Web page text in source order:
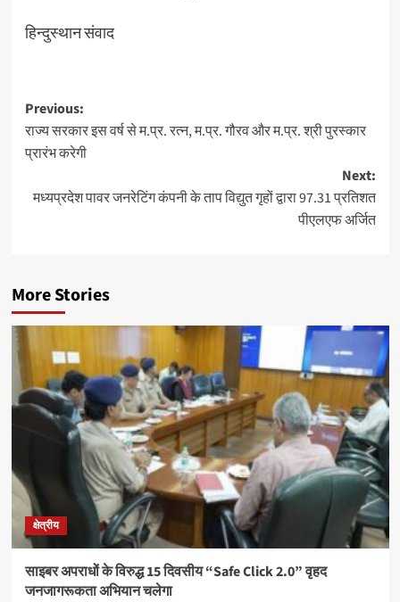
हिन्दुस्थान संवाद
Post
navigation
Previous:
राज्य सरकार इस वर्ष से म.प्र. रत्न, म.प्र. गौरव और म.प्र. श्री पुरस्कार
प्रारंभ करेगी
Next:
मध्यप्रदेश पावर जनरेटिंग कंपनी के ताप विद्युत गृहों द्वारा 97.31 प्रतिशत
पीएलएफ अर्जित
More Stories
क्षेत्रीय
साइबर अपराधों के विरुद्ध 15 दिवसीय “Safe Click 2.0” वृहद
जनजागरूकता अभियान चलेगा